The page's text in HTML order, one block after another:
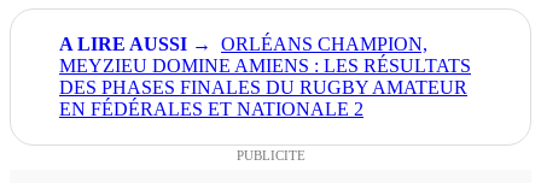
ORLÉANS CHAMPION,
MEYZIEU DOMINE AMIENS : LES RÉSULTATS
DES PHASES FINALES DU RUGBY AMATEUR
EN FÉDÉRALES ET NATIONALE 2